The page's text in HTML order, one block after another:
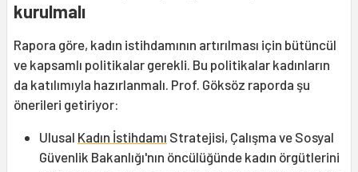
kurulmalı
Rapora göre, kadın istihdamının artırılması için bütüncül
ve kapsamlı politikalar gerekli. Bu politikalar kadınların
da katılımıyla hazırlanmalı. Prof. Göksöz raporda şu
önerileri getiriyor:
Ulusal Kadın İstihdamı Stratejisi, Çalışma ve Sosyal
Güvenlik Bakanlığı'nın öncülüğünde kadın örgütlerini